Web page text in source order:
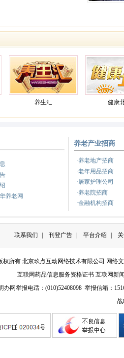
版等传媒均对此作了报
学僧，专程去河北省香河
养生汇 健康
健康
养老网
养老产业招商
·养老地产招商
·老年用品招商
·居家护理公司
·养老院招商
·金融机构招商
联系我们 刊登广告 平台介绍
权所有 北京玖点互动网络技术有限公司 网络
互联网药品信息服务资格证书 互联网新
办网举报电话：(010)52408098 举报信箱：